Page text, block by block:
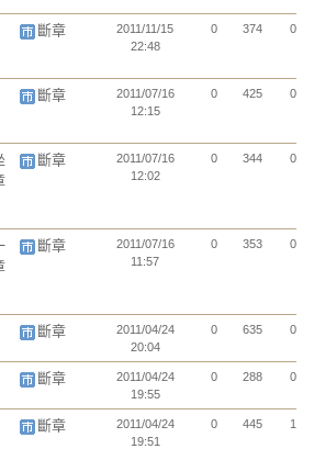
斷章
2011/11/15
22:48
0 374 0
斷章
2011/07/16
12:15
0 425 0
斷章
2011/07/16
12:02
0 344 0
斷章
2011/07/16
11:57
0 353 0
斷章
2011/04/24
20:04
0 635 0
斷章
2011/04/24
19:55
0 288 0
斷章
2011/04/24
19:51
0 445 1